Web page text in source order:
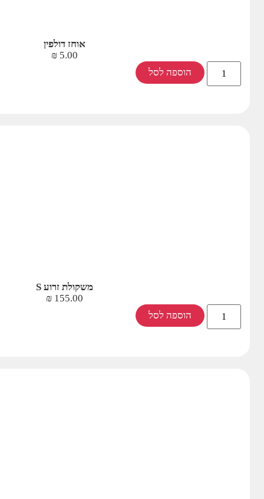
אוחז דולפין
5.00
₪
הוספה לסל
משקולת זרוע S
155.00
₪
הוספה לסל